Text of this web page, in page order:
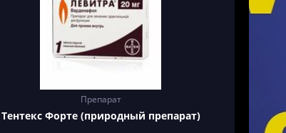
Препарат
Тентекс Форте (природный препарат)